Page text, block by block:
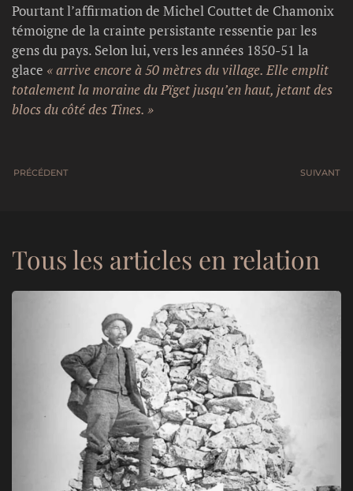
Pourtant l’affirmation de Michel Couttet de Chamonix
témoigne de la crainte persistante ressentie par les
gens du pays. Selon lui, vers les années 1850-51 la
glace « arrive encore à 50 mètres du village. Elle emplit
totalement la moraine du Pïget jusqu’en haut, jetant des
blocs du côté des Tines. »
PRÉCÉDENT SUIVANT
Tous les articles en relation